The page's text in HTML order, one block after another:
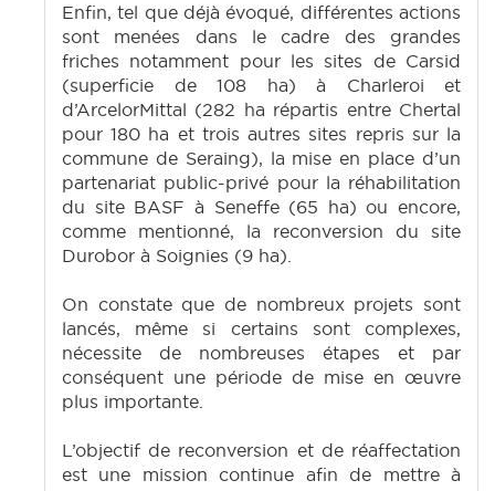
Enfin, tel que déjà évoqué, différentes actions
sont menées dans le cadre des grandes
friches notamment pour les sites de Carsid
(superficie de 108 ha) à Charleroi et
d’ArcelorMittal (282 ha répartis entre Chertal
pour 180 ha et trois autres sites repris sur la
commune de Seraing), la mise en place d’un
partenariat public-privé pour la réhabilitation
du site BASF à Seneffe (65 ha) ou encore,
comme mentionné, la reconversion du site
Durobor à Soignies (9 ha).
On constate que de nombreux projets sont
lancés, même si certains sont complexes,
nécessite de nombreuses étapes et par
conséquent une période de mise en œuvre
plus importante.
L’objectif de reconversion et de réaffectation
est une mission continue afin de mettre à